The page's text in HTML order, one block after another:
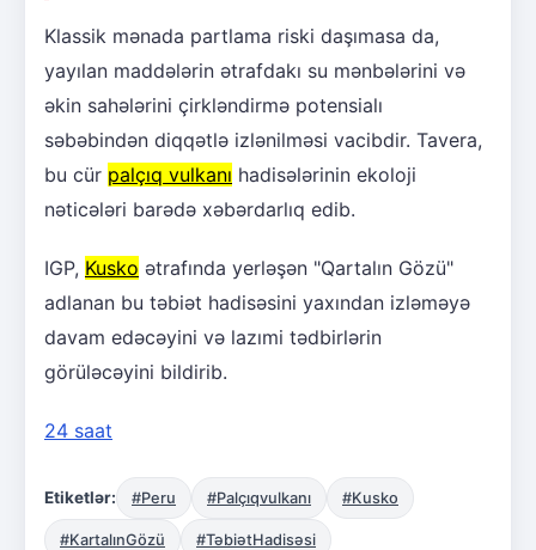
Klassik mənada partlama riski daşımasa da,
yayılan maddələrin ətrafdakı su mənbələrini və
əkin sahələrini çirkləndirmə potensialı
səbəbindən diqqətlə izlənilməsi vacibdir. Tavera,
bu cür palçıq vulkanı hadisələrinin ekoloji
nəticələri barədə xəbərdarlıq edib.
IGP, Kusko ətrafında yerləşən "Qartalın Gözü"
adlanan bu təbiət hadisəsini yaxından izləməyə
davam edəcəyini və lazımi tədbirlərin
görüləcəyini bildirib.
24 saat
Etiketlər: #Peru #Palçıqvulkanı #Kusko
#KartalınGözü #TəbiətHadisəsi